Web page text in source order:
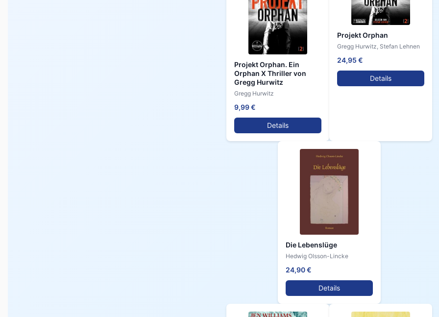
Projekt Orphan. Ein
Orphan X Thriller von
Gregg Hurwitz
Gregg Hurwitz
9,99 €
Details
Projekt Orphan
Gregg Hurwitz, Stefan Lehnen
24,95 €
Details
Die Lebenslüge
Hedwig Olsson-Lincke
24,90 €
Details